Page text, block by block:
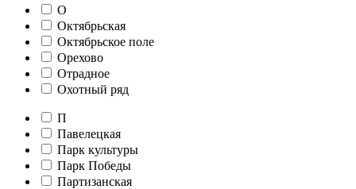
О
Октябрьская
Октябрьское поле
Орехово
Отрадное
Охотный ряд
П
Павелецкая
Парк культуры
Парк Победы
Партизанская